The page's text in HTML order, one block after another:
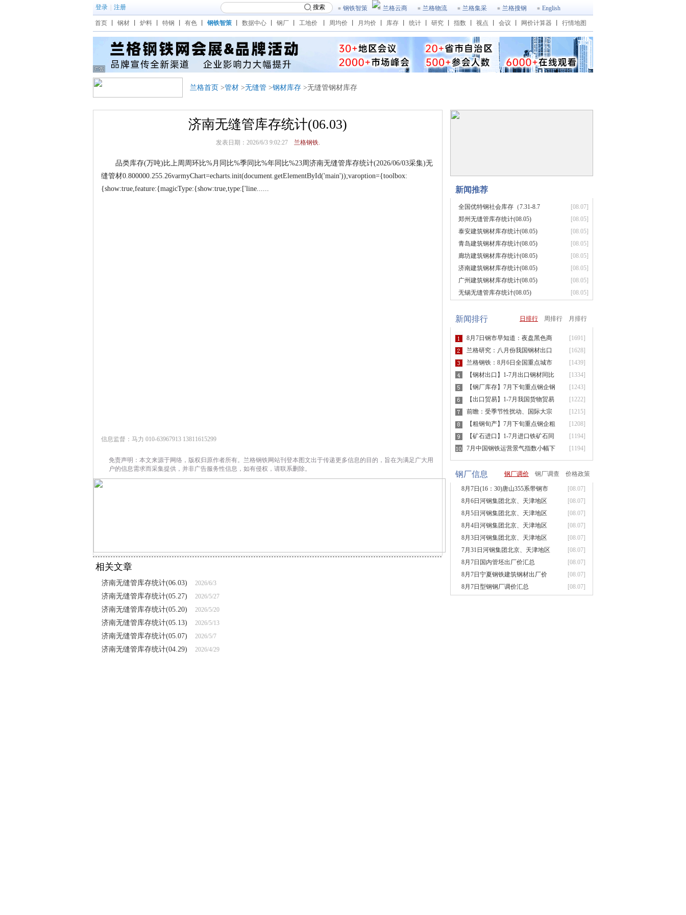
登录 注册 搜索 钢铁智策 兰格云商 兰格物流 兰格集采 兰格搜钢 English
首页 钢材 炉料 特钢 有色 钢铁智策 数据中心 钢厂 工地价 周均价 月均价 库存 统计 研究 指数 视点 会议 网价计算器 行情地图
兰格首页 >管材 >无缝管 >钢材库存 >无缝管钢材库存
济南无缝管库存统计(06.03)
发表日期：2026/6/3 9:02:27兰格钢铁.
品类库存(万吨)比上周周环比%月同比%季同比%年同比%23周济南无缝管库存统计(2026/06/03采集)无
缝管材0.800000.255.26varmyChart=echarts.init(document.getElementById('main'));varoption={toolbox:
{show:true,feature:{magicType:{show:true,type:['line......
信息监督：马力 010-63967913 13811615299
免责声明：本文来源于网络，版权归原作者所有。兰格钢铁网站刊登本图文出于传递更多信息的目的，旨在为满足广大用
户的信息需求而采集提供，并非广告服务性信息，如有侵权，请联系删除。
相关文章
济南无缝管库存统计(06.03) 2026/6/3
济南无缝管库存统计(05.27) 2026/5/27
济南无缝管库存统计(05.20) 2026/5/20
济南无缝管库存统计(05.13) 2026/5/13
济南无缝管库存统计(05.07) 2026/5/7
济南无缝管库存统计(04.29) 2026/4/29